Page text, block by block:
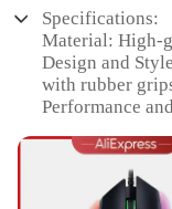
Specifications:
Material: High-
Design and
with rubber
Performance
Parts and
customization
Usage and